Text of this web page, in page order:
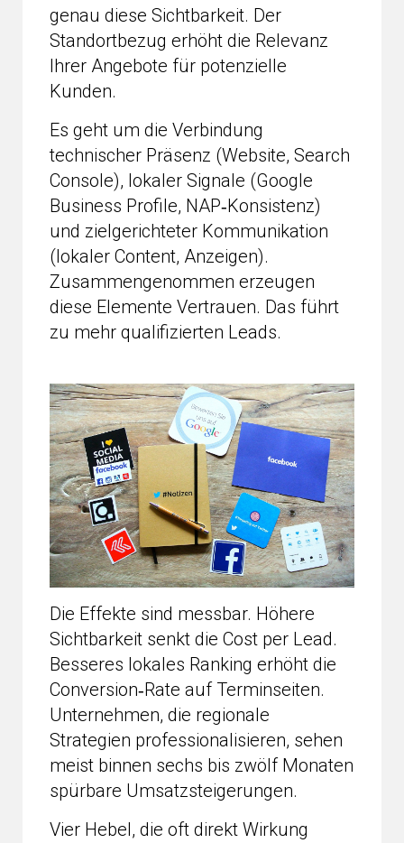
genau diese Sichtbarkeit. Der
Standortbezug erhöht die Relevanz
Ihrer Angebote für potenzielle
Kunden.
Es geht um die Verbindung
technischer Präsenz (Website, Search
Console), lokaler Signale (Google
Business Profile, NAP‑Konsistenz)
und zielgerichteter Kommunikation
(lokaler Content, Anzeigen).
Zusammengenommen erzeugen
diese Elemente Vertrauen. Das führt
zu mehr qualifizierten Leads.
Die Effekte sind messbar. Höhere
Sichtbarkeit senkt die Cost per Lead.
Besseres lokales Ranking erhöht die
Conversion‑Rate auf Terminseiten.
Unternehmen, die regionale
Strategien professionalisieren, sehen
meist binnen sechs bis zwölf Monaten
spürbare Umsatzsteigerungen.
Vier Hebel, die oft direkt Wirkung